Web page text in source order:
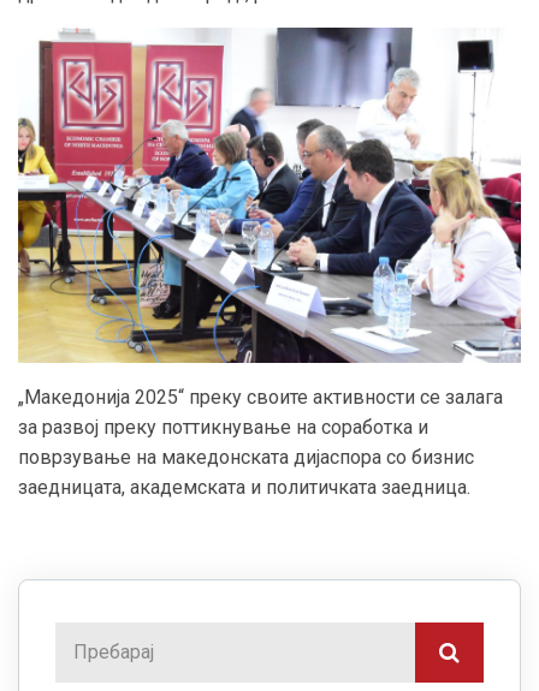
„Македонија 2025“ преку своите активности се залага
за развој преку поттикнување на соработка и
поврзување на македонската дијаспора со бизнис
заедницата, академската и политичката заедница.